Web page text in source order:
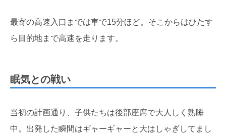
最寄の高速入口までは車で15分ほど。そこからはひたす
ら目的地まで高速を走ります。
眠気との戦い
当初の計画通り、子供たちは後部座席で大人しく熟睡
中。出発した瞬間はギャーギャーと大はしゃぎしてまし